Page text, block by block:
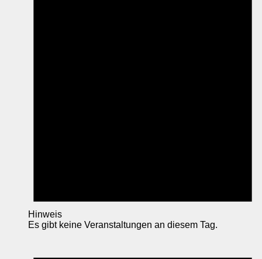
Hinweis
Es gibt keine Veranstaltungen an diesem Tag.